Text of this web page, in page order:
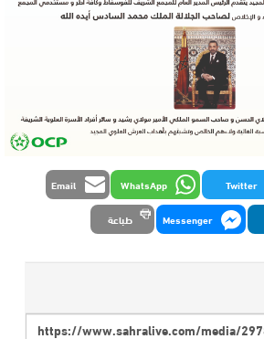
Twitter
WhatsApp
Email
Messenger طباعة